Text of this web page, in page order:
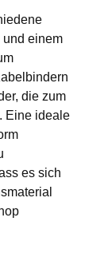
und einem
die zum
Eine ideale
es sich